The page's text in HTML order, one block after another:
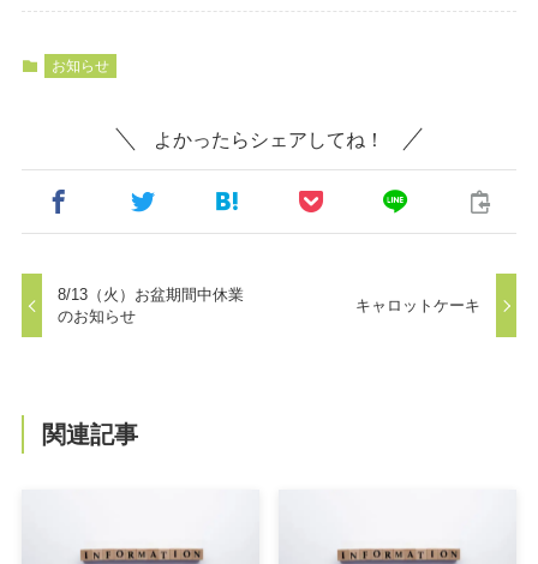
お知らせ
よかったらシェアしてね！
8/13（火）お盆期間中休業
のお知らせ
キャロットケーキ
関連記事